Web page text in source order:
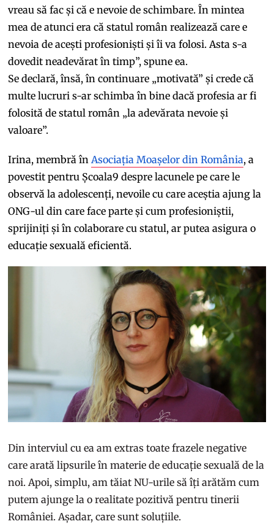
vreau să fac și că e nevoie de schimbare. În mintea
mea de atunci era că statul român realizează care e
nevoia de acești profesioniști și îi va folosi. Asta s-a
dovedit neadevărat în timp”, spune ea.
Se declară, însă, în continuare „motivată” și crede că
multe lucruri s-ar schimba în bine dacă profesia ar fi
folosită de statul român „la adevărata nevoie și
valoare”.
Irina, membră înAsociația Moașelor din România, a
povestit pentru Școala9 despre lacunele pe care le
observă la adolescenți, nevoile cu care aceștia ajung la
ONG-ul din care face parte și cum profesioniștii,
sprijiniți și în colaborare cu statul, ar putea asigura o
educație sexuală eficientă.
Din interviul cu ea am extras toate frazele negative
care arată lipsurile în materie de educație sexuală de la
noi. Apoi, simplu, am tăiat NU-urile să îți arătăm cum
putem ajunge la o realitate pozitivă pentru tinerii
României. Așadar, care sunt soluțiile.